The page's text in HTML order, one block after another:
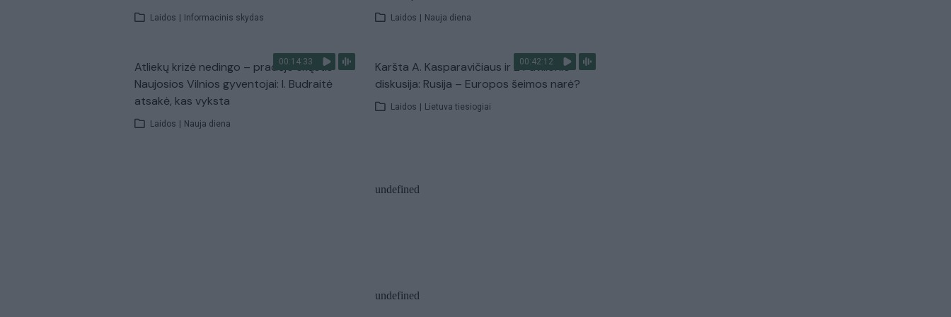
Laidos | Informacinis skydas Laidos | Nauja diena
00:14:33
Atliekų krizė nedingo – pradėjo skųstis
Naujosios Vilnios gyventojai: I. Budraitė
atsakė, kas vyksta
Laidos | Nauja diena
00:42:12
Karšta A. Kasparavičiaus ir Ž Pavilionio
diskusija: Rusija – Europos šeimos narė?
Laidos | Lietuva tiesiogiai